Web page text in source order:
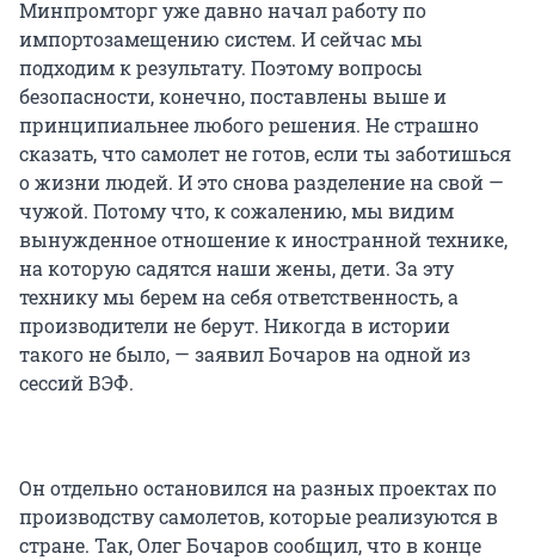
Минпромторг уже давно начал работу по
импортозамещению систем. И сейчас мы
подходим к результату. Поэтому вопросы
безопасности, конечно, поставлены выше и
принципиальнее любого решения. Не страшно
сказать, что самолет не готов, если ты заботишься
о жизни людей. И это снова разделение на свой —
чужой. Потому что, к сожалению, мы видим
вынужденное отношение к иностранной технике,
на которую садятся наши жены, дети. За эту
технику мы берем на себя ответственность, а
производители не берут. Никогда в истории
такого не было, — заявил Бочаров на одной из
сессий ВЭФ.
Он отдельно остановился на разных проектах по
производству самолетов, которые реализуются в
стране. Так, Олег Бочаров сообщил, что в конце